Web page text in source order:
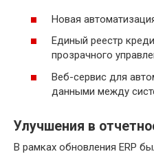
Новая
Единый реестр
прозрачного
Веб-сервис для
данными между
Улучшения в
В рамках обновления ERP